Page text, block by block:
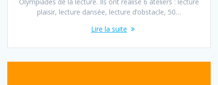
plaisir, lecture dansée, lecture d’obstacle, 50…
Lire la suite